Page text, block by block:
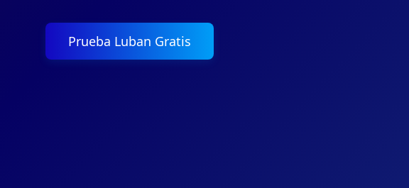
Prueba Luban Gratis